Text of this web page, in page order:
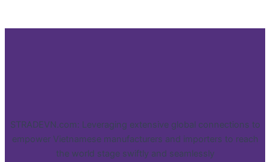
STRADEVN.com: Leveraging extensive global connections to
empower Vietnamese manufacturers and importers to reach
the world stage swiftly and seamlessly